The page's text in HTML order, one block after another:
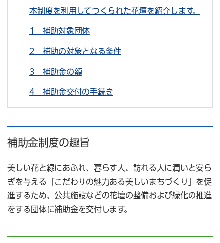
本制度を利用してつくられた花壇を紹介します。
1 補助対象団体
2 補助の対象となる条件
3 補助金の額
4 補助金交付の手続き
補助金制度の趣旨
美しい花と緑にあふれ、暮らす人、訪れる人に潤いと安ら
ぎを与える「こだわりの魅力ある美しいまちづくり」を促
進するため、公共施設などの花壇の整備および緑化の推進
をする団体に補助金を交付します。